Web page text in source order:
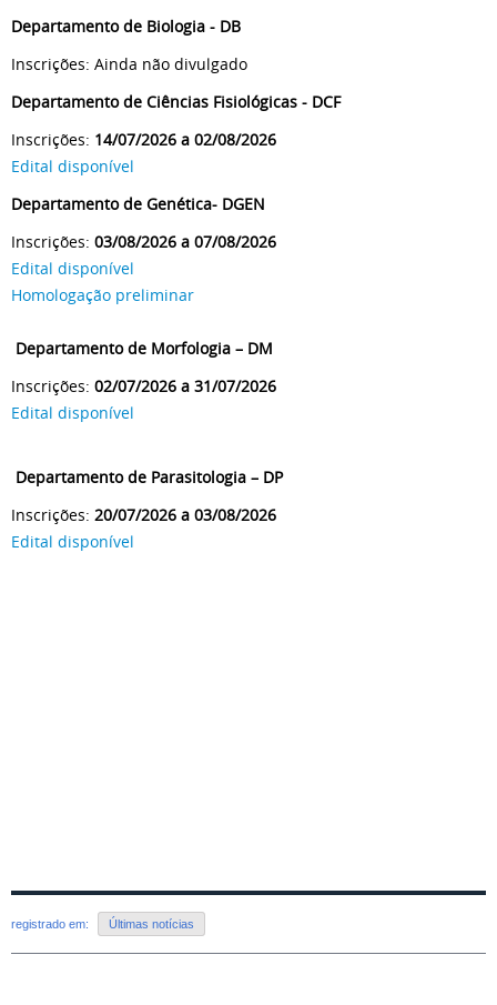
Departamento de Biologia - DB
Inscrições: Ainda não divulgado
Departamento de Ciências Fisiológicas - DCF
Inscrições: 14/07/2026 a 02/08/2026
Edital disponível
Departamento de Genética- DGEN
Inscrições: 03/08/2026 a 07/08/2026
Edital disponível
Homologação preliminar
Departamento de Morfologia – DM
Inscrições: 02/07/2026 a 31/07/2026
Edital disponível
Departamento de Parasitologia – DP
Inscrições: 20/07/2026 a 03/08/2026
Edital disponível
registrado em: Últimas notícias